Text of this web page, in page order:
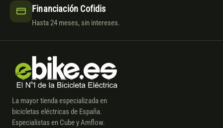
Financiación Cofidis
Hasta 24 meses, sin intereses.
La mayor tienda especializada en
bicicletas eléctricas de España.
Especialistas en Cube y Amflow.